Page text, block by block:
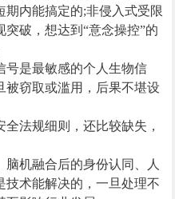
期内能搞定的;非侵入式受限
破，想达到“意念操控”的
号是最敏感的个人生物信
被窃取或滥用，后果不堪设
法规细则，还比较缺失，
机融合后的身份认同、人
技术能解决的，一旦处理不